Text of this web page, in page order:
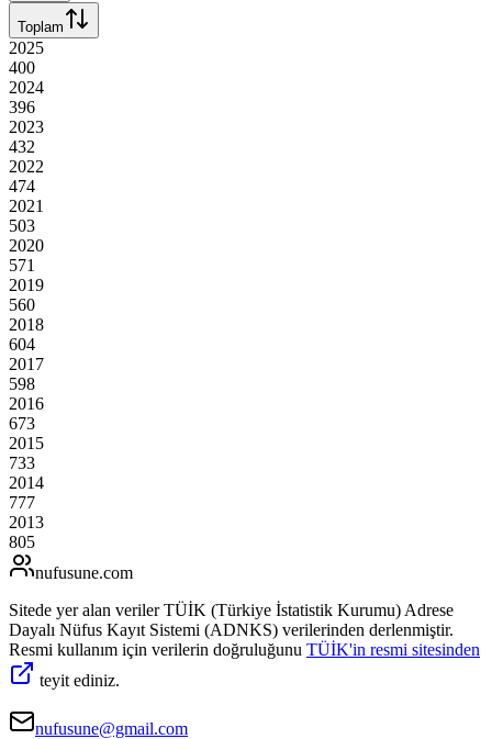
Toplam
2025
400
2024
396
2023
432
2022
474
2021
503
2020
571
2019
560
2018
604
2017
598
2016
673
2015
733
2014
777
2013
805
nufusune.com
Sitede yer alan veriler TÜİK (Türkiye İstatistik Kurumu) Adrese
Dayalı Nüfus Kayıt Sistemi (ADNKS) verilerinden derlenmiştir.
Resmi kullanım için verilerin doğruluğunu TÜİK'in resmi sitesinden
teyit ediniz.
nufusune@gmail.com